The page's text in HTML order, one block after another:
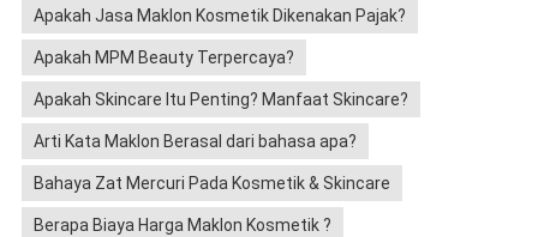
Apakah Jasa Maklon Kosmetik Dikenakan Pajak?
Apakah MPM Beauty Terpercaya?
Apakah Skincare Itu Penting? Manfaat Skincare?
Arti Kata Maklon Berasal dari bahasa apa?
Bahaya Zat Mercuri Pada Kosmetik & Skincare
Berapa Biaya Harga Maklon Kosmetik ?